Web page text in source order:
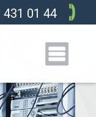
431 01 44